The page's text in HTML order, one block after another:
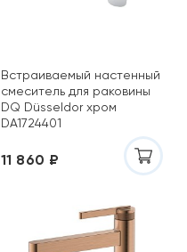
Встраиваемый настенный
смеситель для раковины
DQ Düsseldor хром
DA1724401
11 860 ₽